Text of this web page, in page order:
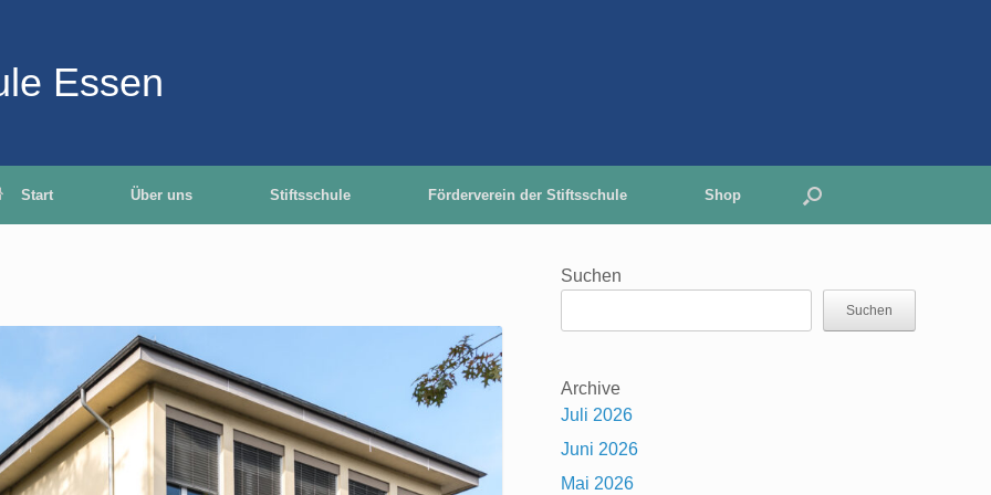
Essen
Start Über uns Stiftsschule Förderverein der Stiftsschule Shop
Suchen
Suchen
Archive
Juli 2026
Juni 2026
Mai 2026